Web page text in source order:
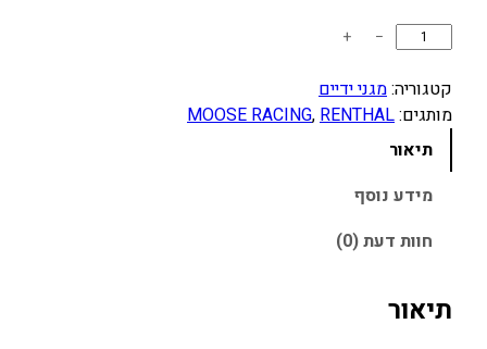
ו
ת
ל
ד
י
−
+
קטגוריה:מגני ידיים
מותגים:
MOOSE RACING, RENTHAL
תיאור
מידע נוסף
חוות דעת (0)
תיאור